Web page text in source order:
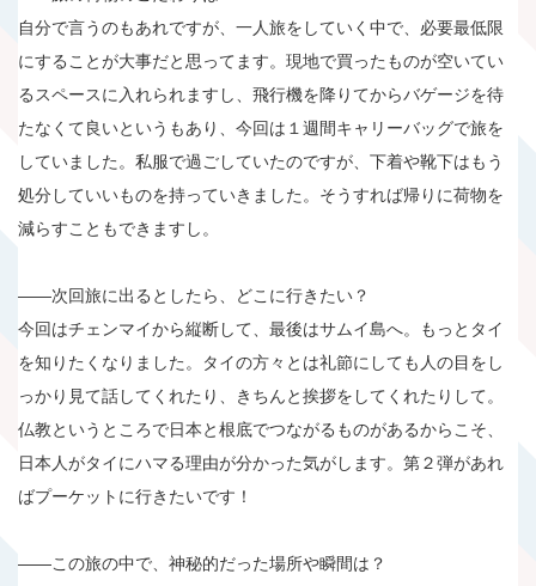
自分で言うのもあれですが、一人旅をしていく中で、必要最低限
にすることが大事だと思ってます。現地で買ったものが空いてい
るスペースに入れられますし、飛行機を降りてからバゲージを待
たなくて良いというもあり、今回は１週間キャリーバッグで旅を
していました。私服で過ごしていたのですが、下着や靴下はもう
処分していいものを持っていきました。そうすれば帰りに荷物を
減らすこともできますし。
――次回旅に出るとしたら、どこに行きたい？
今回はチェンマイから縦断して、最後はサムイ島へ。もっとタイ
を知りたくなりました。タイの方々とは礼節にしても人の目をし
っかり見て話してくれたり、きちんと挨拶をしてくれたりして。
仏教というところで日本と根底でつながるものがあるからこそ、
日本人がタイにハマる理由が分かった気がします。第２弾があれ
ばプーケットに行きたいです！
――この旅の中で、神秘的だった場所や瞬間は？